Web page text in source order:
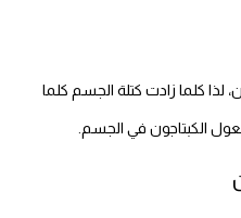
كلما زادت كتلة الجسم كلما
الكبتاجون في الجسم.